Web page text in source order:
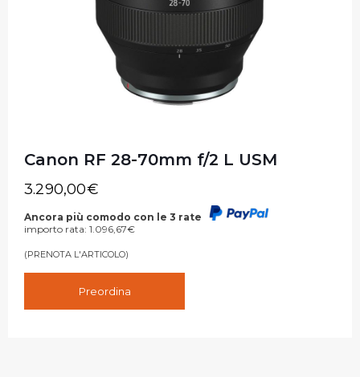
Canon RF 28-70mm f/2 L USM
3.290,00€
Ancora più comodo con le 3 rate
importo rata: 1.096,67€
(PRENOTA L'ARTICOLO)
Preordina